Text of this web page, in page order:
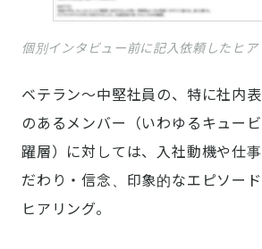
個別インタビュー前に記入依頼したヒア
ベテラン〜中堅社員の、特に社内
のあるメンバー（いわゆるキュー
躍層）に対しては、入社動機や仕
だわり・信念、印象的なエピソー
ヒアリング。